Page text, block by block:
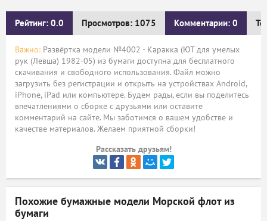
Рейтинг: 0.0 Просмотров: 1075 Комментарии: 0
Важно: Развёртка модели №4002 - Каракка (ЮТ для умелых
рук (Левша) 1982-05) из бумаги доступна для бесплатного
скачивания и свободного использования. Файл можно
загрузить без регистрации и открыть на устройствах Android,
iPhone, iPad или компьютере. Будем рады, если вы поделитесь
впечатлениями о сборке с друзьями или оставите
комментарий на сайте. Мы заботимся о вашем удобстве и
качестве материалов. Желаем приятной сборки!
Рассказать друзьям!
Похожие бумажные модели Морской флот из
бумаги